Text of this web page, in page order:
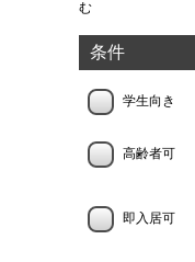
む
条件
学生向き
高齢者可
即入居可